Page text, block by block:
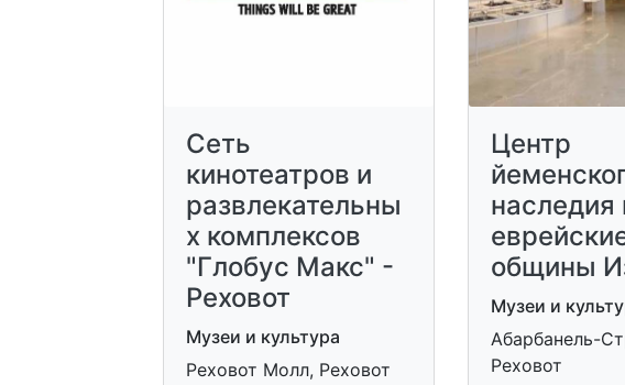
Сеть
кинотеатров и
развлекательны
х комплексов
"Глобус Макс" -
Реховот
Музеи и культура
Реховот Молл, Реховот
Центр
наследия
общины
Музеи и
Абарбанель-
Реховот